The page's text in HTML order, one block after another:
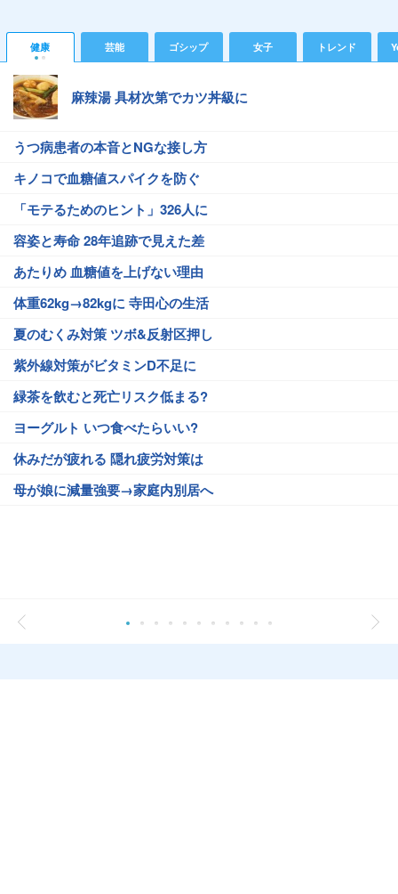
健康 芸能 ゴシップ 女子 トレンド
麻辣湯 具材次第でカツ丼級に
うつ病患者の本音とNGな接し方
キノコで血糖値スパイクを防ぐ
「モテるためのヒント」326人に
容姿と寿命 28年追跡で見えた差
あたりめ 血糖値を上げない理由
体重62kg→82kgに 寺田心の生活
夏のむくみ対策 ツボ&反射区押し
紫外線対策がビタミンD不足に
緑茶を飲むと死亡リスク低まる?
ヨーグルト いつ食べたらいい?
休みだが疲れる 隠れ疲労対策は
母が娘に減量強要→家庭内別居へ